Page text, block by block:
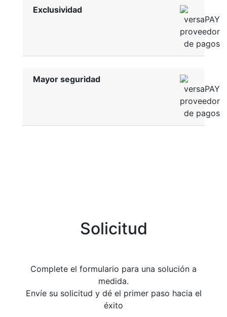
Exclusividad
Mayor seguridad
Solicitud
Complete el formulario para una solución a
medida.
Envíe su solicitud y dé el primer paso hacia el
éxito